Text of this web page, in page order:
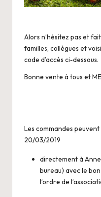
Alors n’hésitez pas et
familles, collègues et
code d’accès ci-dessous.
Bonne vente à tous et
Les commandes peuvent
20/03/2019
directement à
bureau) avec le
l’ordre de